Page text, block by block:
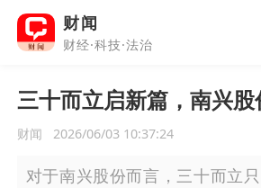
财闻
财经·科技·法治
三十而立启新篇，南兴
财闻 2026/06/03 10:37:24
对于南兴股份而言，三十而立